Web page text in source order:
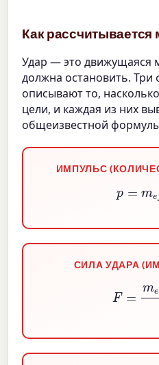
Как
Удар — это движущаяся
должна остановить.
описывают то,
цели, и каждая из них
общеизвестной
ИМПУЛЬС
p= me
СИЛА УДАРА
me